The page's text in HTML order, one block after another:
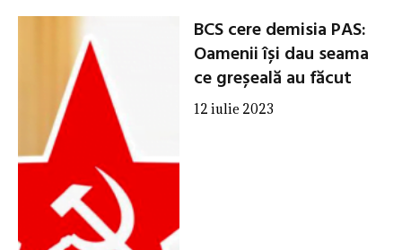
BCS cere demisia PAS:
Oamenii își dau seama
ce greșeală au făcut
12 iulie 2023